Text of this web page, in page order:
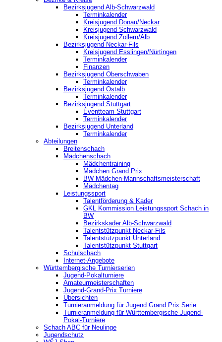
Bezirksjugend Alb-Schwarzwald
Terminkalender
Kreisjugend Donau/Neckar
Kreisjugend Schwarzwald
Kreisjugend Zollern/Alb
Bezirksjugend Neckar-Fils
Kreisjugend ‎Esslingen/Nürtingen
Terminkalender
Finanzen
Bezirksjugend Oberschwaben
Terminkalender
Bezirksjugend Ostalb
Terminkalender
Bezirksjugend Stuttgart
‎Eventteam Stuttgart
Terminkalender
Bezirksjugend Unterland
Terminkalender
Abteilungen
Breitenschach
Mädchenschach
Mädchentraining
Mädchen Grand Prix
BW Mädchen-Mannschaftsmeisterschaft
Mädchentag
Leistungssport
Talentförderung & Kader
GKL Kommission Leistungssport Schach in
BW
Bezirkskader Alb-Schwarzwald
Talentstützpunkt Neckar-Fils
Talentstützpunkt Unterland
Talentstützpunkt Stuttgart
Schulschach
Internet-Angebote
Württembergische Turnierserien
Jugend-Pokalturniere
Amateurmeisterschaften
Jugend-Grand-Prix Turniere
Übersichten
Turnieranmeldung für Jugend Grand Prix Serie
Turnieranmeldung für Württembergische Jugend-
Pokal-Turniere
Schach ABC für Neulinge
Jugendschutz